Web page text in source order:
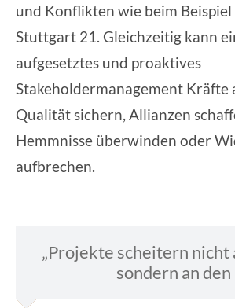
und Konflikten wie beim
Stuttgart 21. Gleichzeitig kann
aufgesetztes und proaktives
Stakeholdermanagement Kräfte
Qualität sichern, Allianzen
Hemmnisse überwinden oder
aufbrechen.
„Projekte scheitern nicht
sondern an den